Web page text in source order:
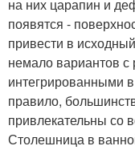
на них царапин и
появятся -
привести в
немало вариантов
интегрированными
правило,
привлекательны со
Столешница в